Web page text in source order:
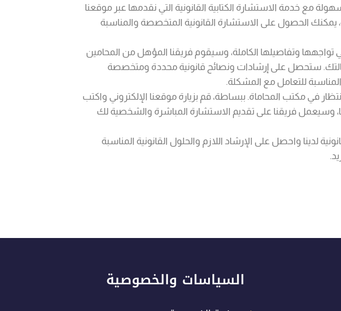
مع خدمة الاستشارة الكتابية القانونية التي نقدمها عبر موقعنا
يمكنك الحصول على الاستشارة القانونية المتخصصة والمناسبة
تواجهها وتفاصيلها الكاملة، وسيقوم فريقنا المؤهل من المحامين
لحالتك. ستحصل على إرشادات ونصائح قانونية محددة ومتخصصة
للتعامل مع المشكلة.
في مكتب المحاماة. ببساطة، قم بزيارة موقعنا الإلكتروني واكتب
وسيعمل فريقنا على تقديم الاستشارة المباشرة والشخصية لك
لدينا واحصل على الإرشاد اللازم والحلول القانونية المناسبة
السياسات والخصوصية